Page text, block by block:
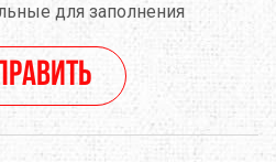
для заполнения